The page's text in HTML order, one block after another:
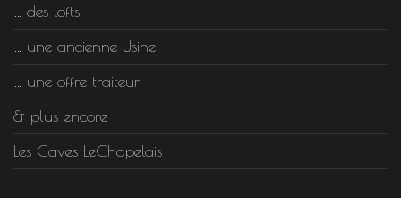
… des lofts
… une ancienne Usine
… une offre traiteur
& plus encore
Les Caves LeChapelais